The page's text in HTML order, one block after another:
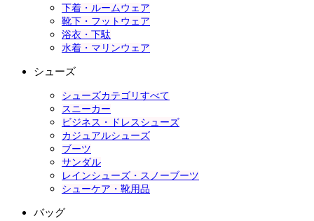
下着・ルームウェア
靴下・フットウェア
浴衣・下駄
水着・マリンウェア
シューズ
シューズカテゴリすべて
スニーカー
ビジネス・ドレスシューズ
カジュアルシューズ
ブーツ
サンダル
レインシューズ・スノーブーツ
シューケア・靴用品
バッグ